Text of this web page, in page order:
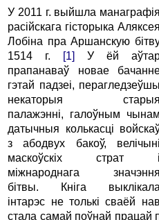
У 2011 г. выйшла манаграфія
расійскага гісторыка Аляксея
Лобіна пра Аршанскую
1514 г.
[1]
У ёй
прапанаваў новае
гэтай падзеі, перагледзеўшы
некаторыя старыя
палажэнні, галоўным чынам
датычныя колькасці
з абодвух бакоў, велічыні
маскоўскіх страт і
міжнароднага значэння
бітвы. Кніга выклікала
інтарэс не толькі сваёй
стала самай поўнай працай